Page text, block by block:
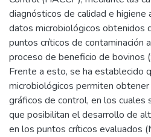
diagnósticos de calidad e
datos microbiológicos obtenidos
puntos críticos de contaminación
proceso de beneficio de bovinos
Frente a esto, se ha establecido
microbiológicos permiten
gráficos de control, en los cuales
que posibilitan el desarrollo de
en los puntos críticos evaluados